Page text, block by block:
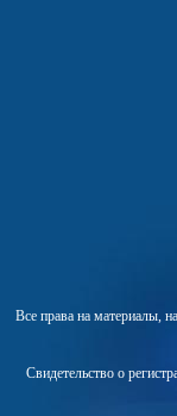
Все права на материалы,
Свидетельство о